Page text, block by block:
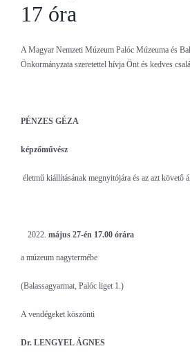
17 óra
A Magyar Nemzeti Múzeum Palóc Múzeuma és
Önkormányzata szeretettel hívja Önt és kedves
PÉNZES GÉZA
képzőművész
életmű kiállításának megnyitójára és az azt követő
május 27-én 17.00 órára
a múzeum nagytermébe
(Balassagyarmat, Palóc liget 1.)
A vendégeket köszönti
Dr. LENGYEL ÁGNES